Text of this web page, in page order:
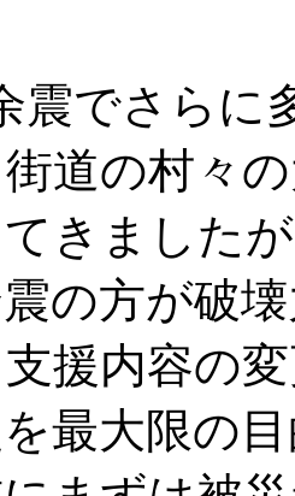
震でさらに
道の村々
きました
の方が破
援内容の
最大限の